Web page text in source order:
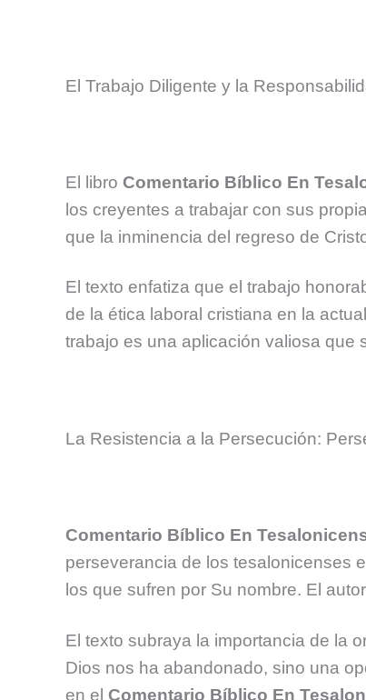
El Trabajo Diligente y la
El libro Comentario Bíblico En
los creyentes a trabajar con sus
que la inminencia del regreso de
El texto enfatiza que el trabajo
de la ética laboral cristiana en la
trabajo es una aplicación valiosa que
La Resistencia a la Persecución:
Comentario Bíblico En
perseverancia de los tesalonicenses
los que sufren por Su nombre. El
El texto subraya la importancia de la
Dios nos ha abandonado, sino una
en el Comentario Bíblico En